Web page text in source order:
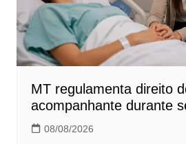
MT regulamenta direito
acompanhante durante
08/08/2026